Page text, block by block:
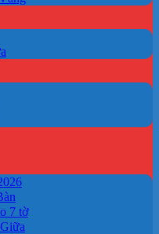
7 tờ